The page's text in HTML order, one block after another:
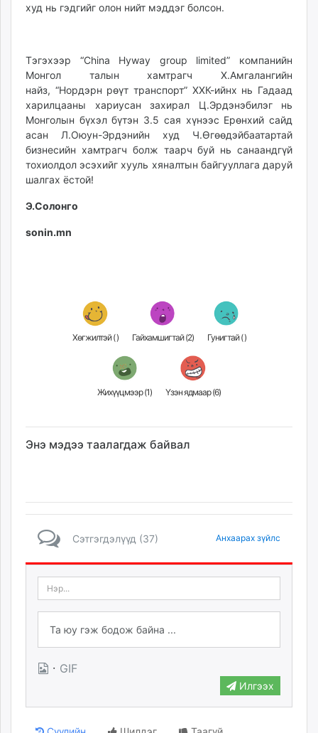
худ нь гэдгийг олон нийт мэддэг болсон.
Тэгэхээр “China Hyway group limited” компанийн
Монгол талын хамтрагч Х.Амгалангийн
найз, “Нордэрн рөүт транспорт” ХХК-ийнх нь Гадаад
харилцааны хариусан захирал Ц.Эрдэнэбилэг нь
Монголын бүхэл бүтэн 3.5 сая хүнээс Ерөнхий сайд
асан Л.Оюун-Эрдэнийн худ Ч.Өгөөдэйбаатартай
бизнесийн хамтрагч болж таарч буй нь санаандгүй
тохиолдол эсэхийг хууль хяналтын байгууллага даруй
шалгах ёстой!
Э.Солонго
sonin.mn
Хөгжилтэй () Гайхамшигтай (2) Гунигтай ()
Жихүүцмээр (1) Үзэн ядмаар (6)
Энэ мэдээ таалагдаж байвал
Сэтгэгдэлүүд (37) Анхаарах зүйлс
· GIF
Илгээх